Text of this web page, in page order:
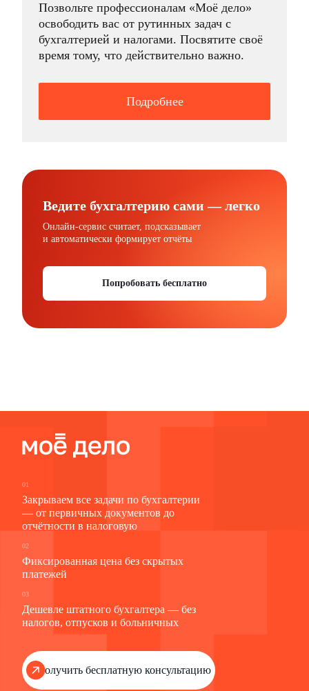
Позвольте профессионалам «Моё дело»
освободить вас от рутинных задач с
бухгалтерией и налогами. Посвятите своё
время тому, что действительно важно.
Подробнее
Ведите бухгалтерию сами — легко
Онлайн-сервис считает, подсказывает
и автоматически формирует отчёты
Попробовать бесплатно
01
Закрываем все задачи по бухгалтерии
— от первичных документов до
отчётности в налоговую
02
Фиксированная цена без скрытых
платежей
03
Дешевле штатного бухгалтера — без
налогов, отпусков и больничных
Получить бесплатную консультацию